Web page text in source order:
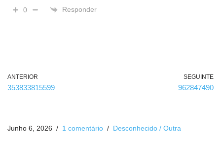
0 Responder
ANTERIOR
353833815599
SEGUINTE
962847490
Junho 6, 2026 1 comentário Desconhecido / Outra